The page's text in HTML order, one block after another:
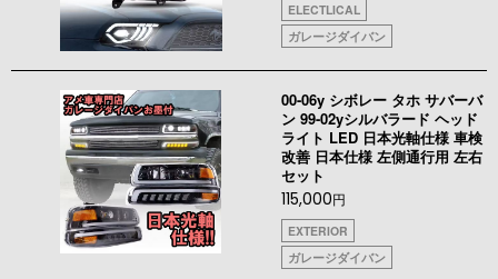
ELECTLICAL
ガレージダイバン
00-06y シボレー タホ サバーバ
ン 99-02yシルバラード ヘッド
ライト LED 日本光軸仕様 車検
改善 日本仕様 左側通行用 左右
セット
115,000円
EXTERIOR
ガレージダイバン